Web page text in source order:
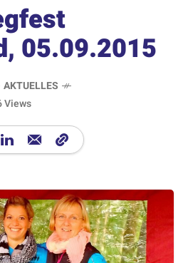
05.09.2015
AKTUELLES
Views